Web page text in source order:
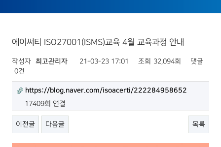
에이써티 ISO27001(ISMS)교육 4월 교육과정 안내
작성자 최고관리자 21-03-23 17:01 조회 32,094회
댓글
0건
https://blog.naver.com/isoacerti/222284958652
17409회 연결
이전글 다음글 목록